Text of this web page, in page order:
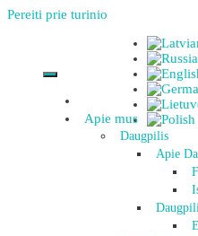
Pereiti prie turinio
Apie mus
Daugpilis
Apie